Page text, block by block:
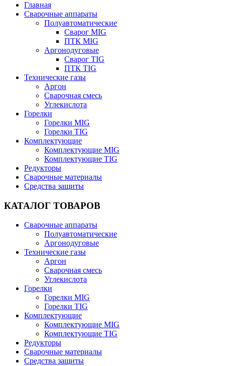
Главная
Сварочные аппараты
Полуавтоматические
Сварог MIG
ПТК MIG
Аргонодуговые
Сварог TIG
ПТК TIG
Технические газы
Аргон
Сварочная смесь
Углекислота
Горелки
Горелки MIG
Горелки TIG
Комплектующие
Комплектующие MIG
Комплектующие TIG
Редукторы
Сварочные материалы
Средства защиты
КАТАЛОГ ТОВАРОВ
Сварочные аппараты
Полуавтоматические
Аргонодуговые
Технические газы
Аргон
Сварочная смесь
Углекислота
Горелки
Горелки MIG
Горелки TIG
Комплектующие
Комплектующие MIG
Комплектующие TIG
Редукторы
Сварочные материалы
Средства защиты